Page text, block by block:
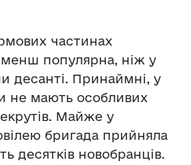
частинах
менш популярна, ніж у
десанті. Принаймні, у
не мають особливих
Майже у
бригада прийняла
десятків новобранців.